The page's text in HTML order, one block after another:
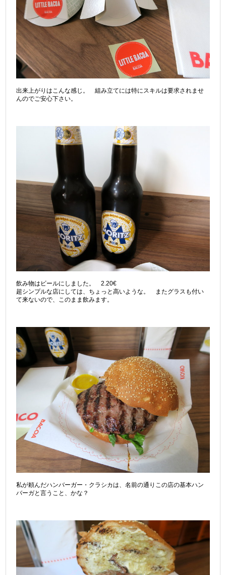
出来上がりはこんな感じ。 組み立てには特にスキルは要求されませ
んのでご安心下さい。
飲み物はビールにしました。 2.20€
超シンプルな店にしては、ちょっと高いような。 またグラスも付い
て来ないので、このまま飲みます。
私が頼んだハンバーガー・クラシカは、名前の通りこの店の基本ハン
バーガと言うこと、かな？